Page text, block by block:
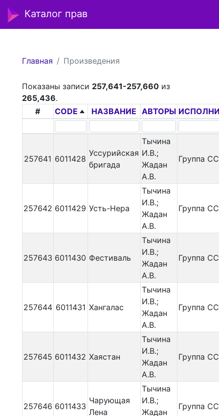
Каталог прав
Главная Произведения
Показаны записи 257,641-257,660из
265,436.
#
CODE НАЗВАНИЕ АВТОРЫ
257641 6011428
Уссурийская
бригада
Тычина
И.В.;
Жадан
А.В.
Группа
257642 6011429 Усть-Нера
Тычина
И.В.;
Жадан
А.В.
Группа
257643 6011430 Фестиваль
Тычина
И.В.;
Жадан
А.В.
Группа
257644 6011431 Хангалас
Тычина
И.В.;
Жадан
А.В.
Группа
257645 6011432 Хаястан
Тычина
И.В.;
Жадан
А.В.
Группа
257646 6011433
Чарующая
Лена
Тычина
И.В.;
Жадан
Группа